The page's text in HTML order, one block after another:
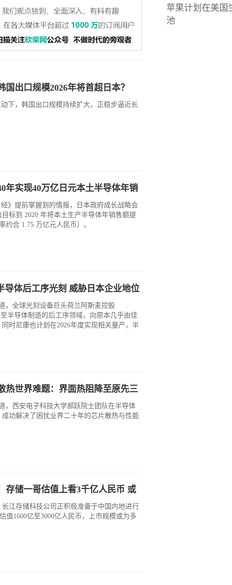
国出口规模2026年将首超日本？
下，韩国出口规模持续扩大，正稳步逼近长
年实现40万亿日元本土半导体年销
》提前掌握到的情报，日本政府成长战略会
标到 2020 年将本土生产半导体年销售额提
约合 1.75 万亿元人民币）。
导体后工序光刻 威胁日本企业地位
，全球光刻设备巨头荷兰阿斯麦控股
半导体制造的后工序领域，向原本几乎由佳
时尼康也计划在2026年度实现相关量产，半
热世界难题：界面热阻降至原先三
，西安电子科技大学郝跃院士团队在半导体
功解决了困扰业界二十年的芯片散热与性能
存储一哥估值上看3千亿人民币 或
长江存储科技公司正积极准备于中国内地进行
值1600亿至3000亿人民币，上市规模或为多
苹果计划在美国
池